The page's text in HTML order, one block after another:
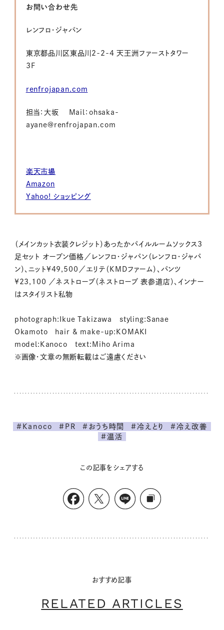
お問い合わせ先
レンフロ・ジャパン
東京都品川区東品川2-2-4 天王洲ファーストタワー
3F
renfrojapan.com
担当：大坂 Mail：ohsaka-
ayane@renfrojapan.com
楽天市場
Amazon
Yahoo! ショッピング
（メインカット衣装クレジット）あったかパイルルームソックス3
足セット オープン価格／レンフロ・ジャパン（レンフロ・ジャパ
ン）、ニット¥49,500／エリテ（KMDファーム）、パンツ
¥23,100 ／ネストローブ（ネストローブ 表参道店）、インナー
はスタイリスト私物
photograph:Ikue Takizawa styling:Sanae
Okamoto hair & make-up:KOMAKI
model:Kanoco text:Miho Arima
※画像・文章の無断転載はご遠慮ください
#Kanoco #PR #おうち時間 #冷えとり
#冷え改善
#温活
この記事をシェアする
おすすめ記事
RELATED ARTICLES